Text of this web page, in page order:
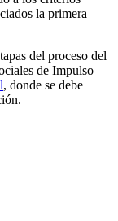
la primera
del proceso del
de Impulso
, donde se debe